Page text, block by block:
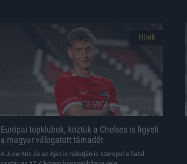
Hírek
Európai topklubok, köztük a Chelsea is figyeli
a magyar válogatott támadót
A Juventus és az Ajax is radarján is szerepel a fiatal